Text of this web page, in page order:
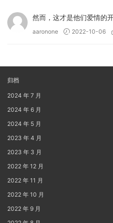
然而，这才是他们爱情的开
aaronone 2022-10-06
归档
2024 年 7 月
2024 年 6 月
2024 年 5 月
2023 年 4 月
2023 年 3 月
2022 年 12 月
2022 年 11 月
2022 年 10 月
2022 年 9 月